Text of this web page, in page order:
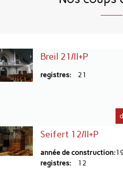
Breil 21/II+P
registres 21
Seifert 12/II+P
année de construction
registres
12